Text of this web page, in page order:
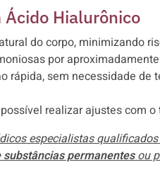
Hialurônico
do corpo, minimizando
por
rápida, sem necessidade de
realizar ajustes com o
especialistas qualificados
substâncias permanentesou